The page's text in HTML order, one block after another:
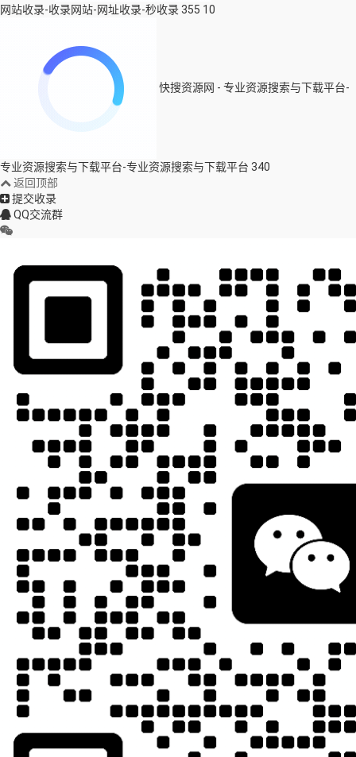
网站收录-收录网站-网址收录-秒收录355 10
快搜资源网 - 专业资源搜索与下载平台-
专业资源搜索与下载平台-专业资源搜索与下载平台 340
返回顶部
提交收录
QQ交流群